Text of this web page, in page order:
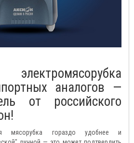
аналогов —
от российского
мясорубка гораздо удобнее и